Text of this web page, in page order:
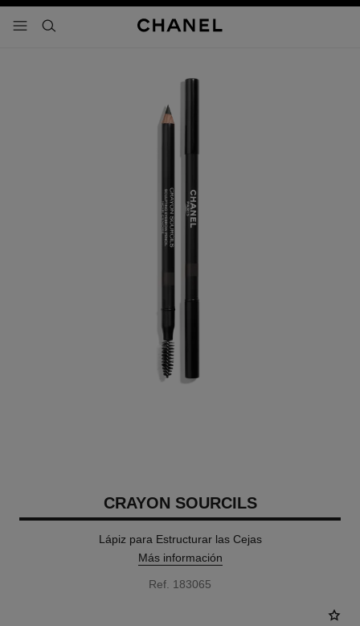
- navegación principal
buscar
CRAYON SOURCILS
Lápiz para Estructurar las Cejas
Más información
Ref. 183065